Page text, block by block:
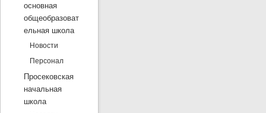
основная
общеобразоват
ельная школа
Новости
Персонал
Просековская
начальная
школа